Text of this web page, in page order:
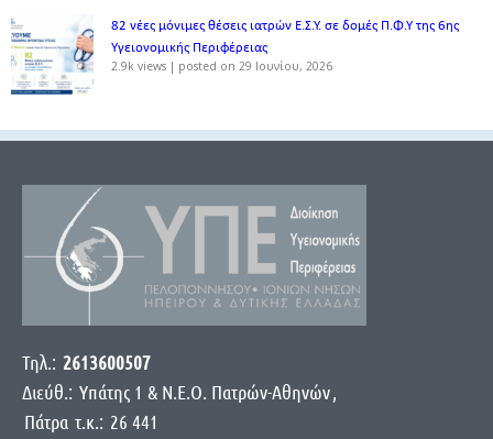
82 νέες μόνιμες θέσεις ιατρών Ε.Σ.Υ. σε δομές Π.Φ.Υ της 6ης
Υγειονομικής Περιφέρειας
2.9k views | posted on 29 Ιουνίου, 2026
Τηλ.: 2613600507
Διεύθ.: Yπάτης 1 & Ν.Ε.Ο. Πατρών-Αθηνών,
Πάτρα τ.κ.: 26 441